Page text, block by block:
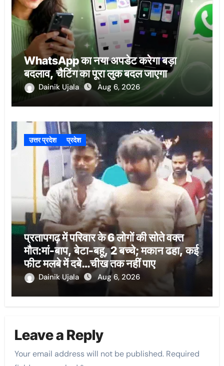
WhatsApp का नया अपडेट करेगा बड़ा
बदलाव, चैटिंग का पूरा लुक बदल जाएगा
Dainik Ujala Aug 6, 2026
उत्तर प्रदेश प्रदेश
प्रतापगढ़ में परिवार के 6 लोगों की सोते वक्त
मौत:मां-बाप, बेटा-बहू, 2 बच्चे; मकान ढहा, कई
फीट मलबे में दबे…चीख तक नहीं पाए
Dainik Ujala Aug 6, 2026
Leave a Reply
Your email address will not be published. Required